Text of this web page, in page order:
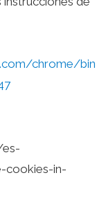
chrome/bin
cookies-in-